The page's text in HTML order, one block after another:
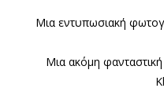
Μια εντυπωσιακή
Μια ακόμη